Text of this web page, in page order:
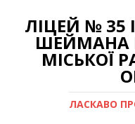
ЛІЦЕЙ № 35
ШЕЙМАНА
МІСЬКОЇ
ЛАСКАВО